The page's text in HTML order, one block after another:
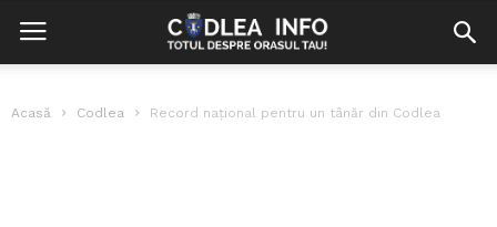
Acasă Codlea Record național pentru un tânăr din Codlea